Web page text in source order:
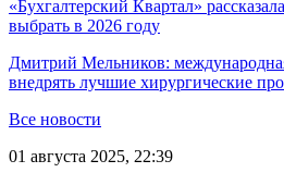
«Бухгалтерский Квартал»
выбрать в 2026 году
Дмитрий Мельников:
внедрять лучшие хирургические
Все новости
01 августа 2025, 22:39